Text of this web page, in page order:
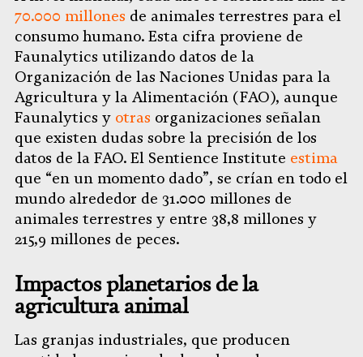
70.000 millones de animales terrestres para el
consumo humano. Esta cifra proviene de
Faunalytics utilizando datos de la
Organización de las Naciones Unidas para la
Agricultura y la Alimentación (FAO), aunque
Faunalytics y otras organizaciones señalan
que existen dudas sobre la precisión de los
datos de la FAO. El Sentience Institute estima
que “en un momento dado”, se crían en todo el
mundo alrededor de 31.000 millones de
animales terrestres y entre 38,8 millones y
215,9 millones de peces.
Impactos planetarios de la
agricultura animal
Las granjas industriales, que producen